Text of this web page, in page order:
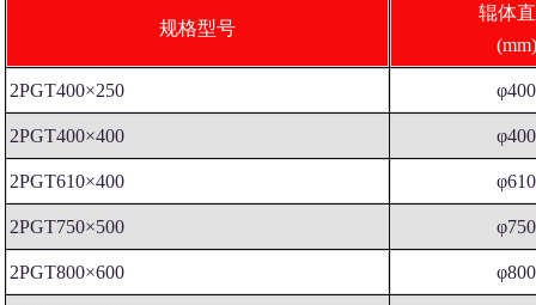
规格型号
辊体
(mm)
2PGT400×250 φ400
2PGT400×400 φ400
2PGT610×400 φ610
2PGT750×500 φ750
2PGT800×600 φ800